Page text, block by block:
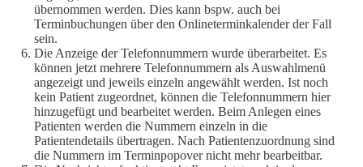
übernommen werden. Dies kann bspw. auch bei
Terminbuchungen über den Onlineterminkalender der Fall
sein.
Die Anzeige der Telefonnummern wurde überarbeitet. Es
können jetzt mehrere Telefonnummern als Auswahlmenü
angezeigt und jeweils einzeln angewählt werden. Ist noch
kein Patient zugeordnet, können die Telefonnummern hier
hinzugefügt und bearbeitet werden. Beim Anlegen eines
Patienten werden die Nummern einzeln in die
Patientendetails übertragen. Nach Patientenzuordnung sind
die Nummern im Terminpopover nicht mehr bearbeitbar.